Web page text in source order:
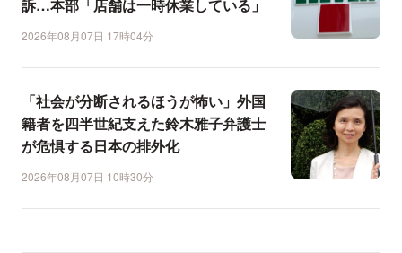
訴…本部「店舗は一時休業している」
2026年08月07日 17時04分
「社会が分断されるほうが怖い」外国
籍者を四半世紀支えた鈴木雅子弁護士
が危惧する日本の排外化
2026年08月07日 10時30分